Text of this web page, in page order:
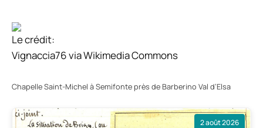
Le crédit:
Vignaccia76 via Wikimedia Commons
Chapelle Saint-Michel à Semifonte près de Barberino Val d’Elsa
2 août 2026